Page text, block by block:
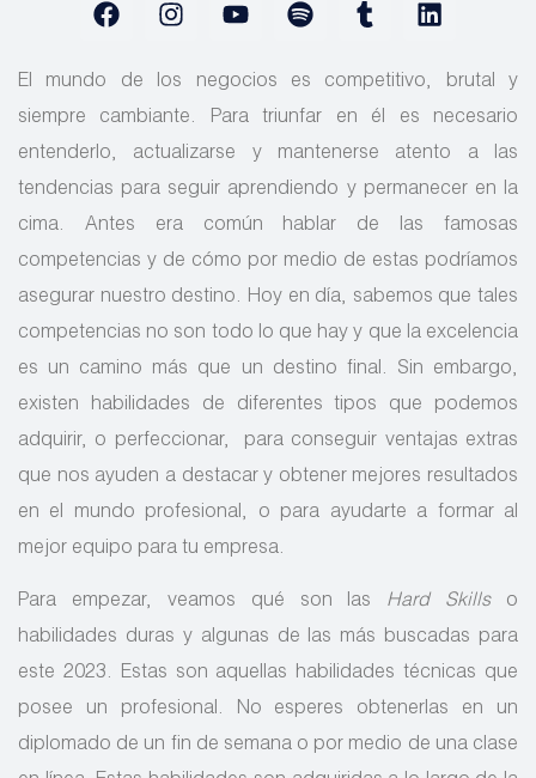
El mundo de los negocios es competitivo, brutal y
siempre cambiante. Para triunfar en él es necesario
entenderlo, actualizarse y mantenerse atento a las
tendencias para seguir aprendiendo y permanecer en la
cima. Antes era común hablar de las famosas
competencias y de cómo por medio de estas podríamos
asegurar nuestro destino. Hoy en día, sabemos que tales
competencias no son todo lo que hay y que la excelencia
es un camino más que un destino final. Sin embargo,
existen habilidades de diferentes tipos que podemos
adquirir, o perfeccionar,
para conseguir ventajas extras
que nos ayuden a destacar y obtener mejores resultados
en el mundo profesional, o para ayudarte a formar al
mejor equipo para tu empresa.
Para empezar, veamos qué son las Hard Skillso
habilidades duras y algunas de las más buscadas para
este 2023. Estas son aquellas habilidades técnicas que
posee un profesional. No esperes obtenerlas en un
diplomado de un fin de semana o por medio de una clase